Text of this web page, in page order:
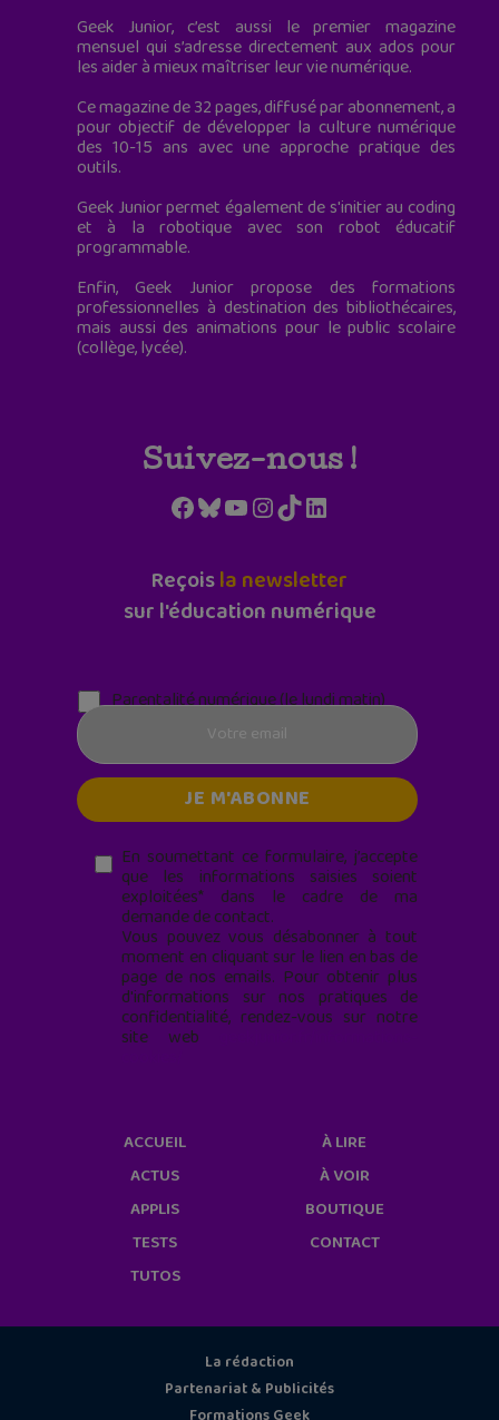
Geek Junior, c’est aussi le premier magazine
mensuel qui s’adresse directement aux ados pour
les aider à mieux maîtriser leur vie numérique.
Ce magazine de 32 pages, diffusé par abonnement, a
pour objectif de développer la culture numérique
des 10-15 ans avec une approche pratique des
outils.
Geek Junior permet également de s'initier au coding
et à la robotique avec son robot éducatif
programmable.
Enfin, Geek Junior propose des formations
professionnelles à destination des bibliothécaires,
mais aussi des animations pour le public scolaire
(collège, lycée).
Suivez-nous !
Facebook
Bluesky
YouTube
Instagram
TikTokLinkedIn
Reçoisla newsletter
sur l'éducation numérique
Parentalité numérique (le lundi matin)
En soumettant ce formulaire, j’accepte
que les informations saisies soient
exploitées* dans le cadre de ma
demande de contact.
Vous pouvez vous désabonner à tout
moment en cliquant sur le lien en bas de
page de nos emails. Pour obtenir plus
d'informations sur nos pratiques de
confidentialité, rendez-vous sur notre
site web
ACCUEIL
ACTUS
APPLIS
TESTS
TUTOS
À LIRE
À VOIR
BOUTIQUE
CONTACT
La rédaction
Partenariat & Publicités